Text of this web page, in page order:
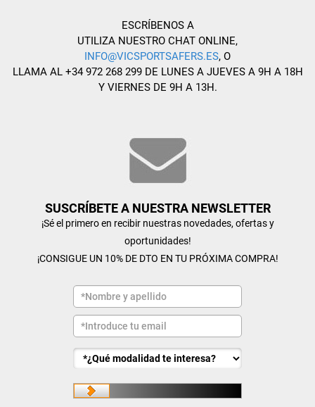
ESCRÍBENOS A
UTILIZA NUESTRO CHAT ONLINE,
INFO@VICSPORTSAFERS.ES, O
LLAMA AL +34 972 268 299 DE LUNES A JUEVES A 9H A 18H
Y VIERNES DE 9H A 13H.
SUSCRÍBETE A NUESTRA NEWSLETTER
¡Sé el primero en recibir nuestras novedades, ofertas y
oportunidades!
¡CONSIGUE UN 10% DE DTO EN TU PRÓXIMA COMPRA!